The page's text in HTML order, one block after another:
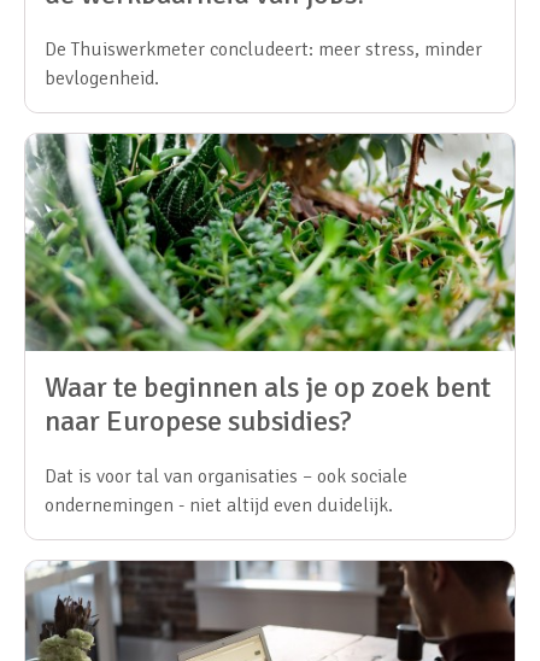
De Thuiswerkmeter concludeert: meer stress, minder
bevlogenheid.
Waar te beginnen als je op zoek bent
naar Europese subsidies?
Dat is voor tal van organisaties – ook sociale
ondernemingen - niet altijd even duidelijk.